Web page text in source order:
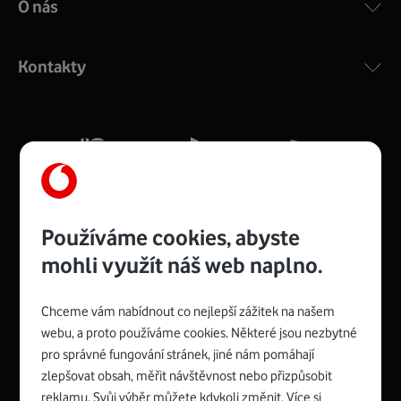
COMPAL CH7465VF
silný signál pro celou domácnost. Kompaktní rozměry 21
Více o COMPAL CH7465VF
Zyxel VMG8623-T50B:
Rozměry modemu jsou 16 x 22 x 7,5 cm (včetně stojánku)
Spojte se s Vodafonem
O nás
Kontakty
Používáme cookies, abyste
mohli využít náš web naplno.
Chceme vám nabídnout co nejlepší zážitek na našem
webu, a proto používáme cookies. Některé jsou nezbytné
pro správné fungování stránek, jiné nám pomáhají
zlepšovat obsah, měřit návštěvnost nebo přizpůsobit
reklamu. Svůj výběr můžete kdykoli změnit. Více si